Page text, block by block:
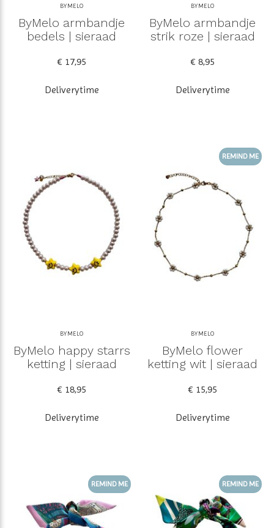
BYMELO
ByMelo armbandje
bedels | sieraad
€ 17,95
Deliverytime
BYMELO
ByMelo armbandje
strik roze | sieraad
€ 8,95
Deliverytime
BYMELO
ByMelo happy starrs
ketting | sieraad
€ 18,95
Deliverytime
REMIND ME
BYMELO
ByMelo flower
ketting wit | sieraad
€ 15,95
Deliverytime
REMIND ME REMIND ME